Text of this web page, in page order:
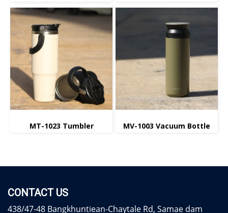
MT-1023 Tumbler MV-1003 Vacuum Bottle
CONTACT US
438/47-48 Bangkhuntiean-Chaytale Rd, Samae dam